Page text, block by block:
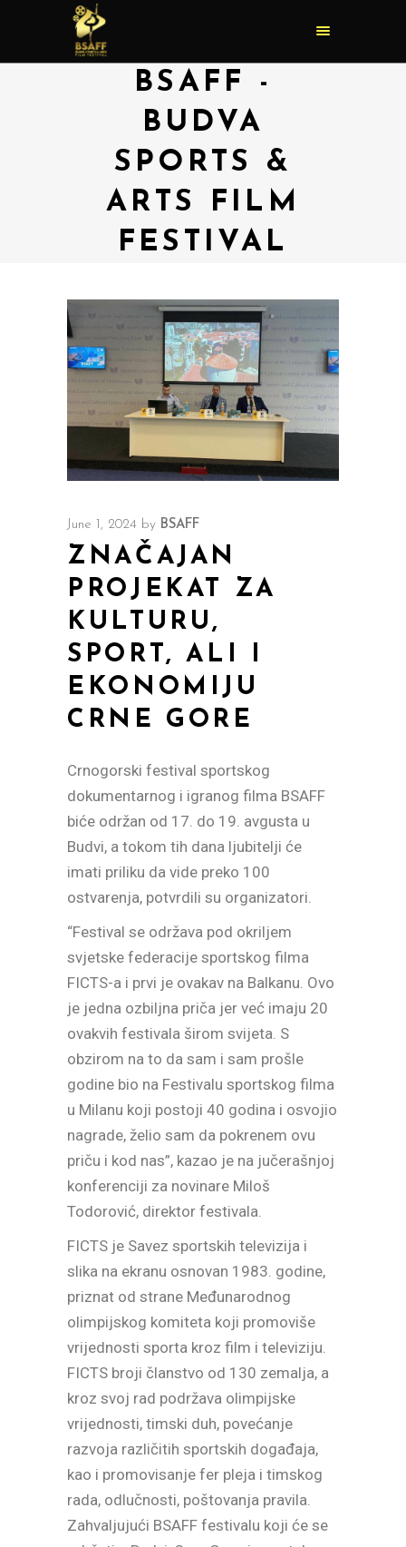
BSAFF -
BUDVA
SPORTS &
ARTS FILM
FESTIVAL
June 1, 2024 by BSAFF
ZNAČAJAN
PROJEKAT ZA
KULTURU,
SPORT, ALI I
EKONOMIJU
CRNE GORE
Crnogorski festival sportskog
dokumentarnog i igranog filma BSAFF
biće održan od 17. do 19. avgusta u
Budvi, a tokom tih dana ljubitelji će
imati priliku da vide preko 100
ostvarenja, potvrdili su organizatori.
“Festival se održava pod okriljem
svjetske federacije sportskog filma
FICTS-a i prvi je ovakav na Balkanu. Ovo
je jedna ozbiljna priča jer već imaju 20
ovakvih festivala širom svijeta. S
obzirom na to da sam i sam prošle
godine bio na Festivalu sportskog filma
u Milanu koji postoji 40 godina i osvojio
nagrade, želio sam da pokrenem ovu
priču i kod nas”, kazao je na jučerašnjoj
konferenciji za novinare Miloš
Todorović, direktor festivala.
FICTS je Savez sportskih televizija i
slika na ekranu osnovan 1983. godine,
priznat od strane Međunarodnog
olimpijskog komiteta koji promoviše
vrijednosti sporta kroz film i televiziju.
FICTS broji članstvo od 130 zemalja, a
kroz svoj rad podržava olimpijske
vrijednosti, timski duh, povećanje
razvoja različitih sportskih događaja,
kao i promovisanje fer pleja i timskog
rada, odlučnosti, poštovanja pravila.
Zahvaljujući BSAFF festivalu koji će se